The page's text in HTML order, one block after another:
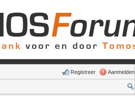
Aanmelden
Registreer